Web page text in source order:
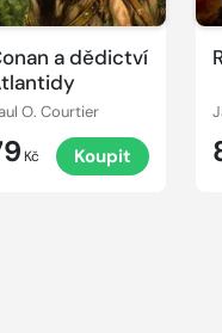
a dědictví
O. Courtier
Kč Koupit